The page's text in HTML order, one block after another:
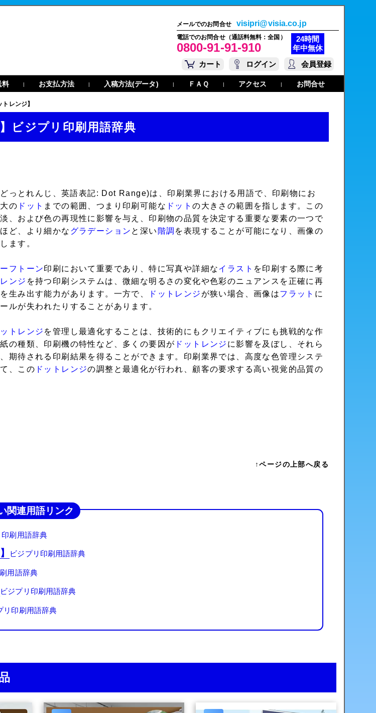
メールでのお問合せ visipri@visia.co.jp
電話でのお問合せ（通話料無料：全国）
0800-91-91-910
24時間
年中無休
カート
ログイン 会員登録
料 | お支払方法 | 入稿方法(データ) | ＦＡＱ | アクセス | お問合せ
トレンジ】
ビジプリ印刷用語辞典
っとれんじ、英語表記: Dot Range)は、印刷業界における用語で、印刷物にお
の ドット までの範囲、つまり印刷可能な ドットの大きさの範囲を指します。この
、および色の再現性に影響を与え、印刷物の品質を決定する重要な要素の一つで
ど、より細かな グラデーション と深い 階調 を表現することが可能になり、画像の
ます。
フトーン印刷において重要であり、特に写真や詳細なイラスト を印刷する際に考
ンジ を持つ印刷システムは、微細な明るさの変化や色彩のニュアンスを正確に再
生み出す能力があります。一方で、
ドットレンジ が狭い場合、画像はフラット に
ルが失われたりすることがあります。
ットレンジ を管理し最適化することは、技術的にもクリエイティブにも挑戦的な作
の種類、印刷機の特性など、多くの要因が ドットレンジ に影響を及ぼし、それら
期待される印刷結果を得ることができます。印刷業界では、高度な色管理システ
、この ドットレンジの調整と最適化が行われ、顧客の要求する高い視覚的品質の
↑ページの上部へ戻る
関連用語リンク